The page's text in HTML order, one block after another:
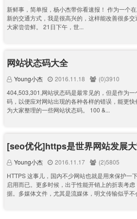
新鲜事，简单报，杨小杰带你看速报！ 作为一个
新的交通方式，我是很高兴的，这样能改善很多
大家尝尝鲜。 21日下午，世...
网站状态码大全
Young小杰 2016.11.18
(0)3910
404,503,301,网站状态码是最常见的，但是作为
码，以便应对网站出现的各种各样的错误，能更
为大家整理的一些网站状态码。 100 &...
[seo优化]https是世界网站发展
Young小杰 2016.11.17
(2)5805
HTTPS 这事儿，国内不少网站也就是用来保护一
启用而已。更多时候，出于性能开销上的折衷考
据。多媒体文件，尤其是流媒体，明文传输似乎不